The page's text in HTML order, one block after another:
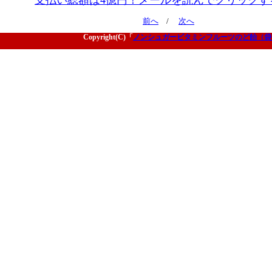
前へ / 次へ
Copyright(C)「 ノンシュガービタミンフルーツのど飴（